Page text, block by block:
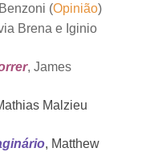
(Opinião)
Brena e Iginio
, James
Malzieu
, Matthew